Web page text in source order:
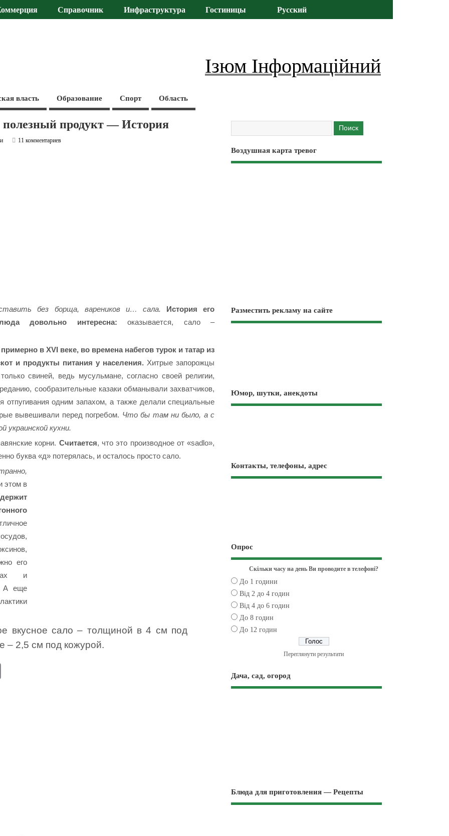
Справочник Инфраструктура Гостиницы Русский
Ізюм Інформаційний
власть Образование Спорт Область
продукт — История
11 комментариев
без борща, вареников и… сала.
История его
довольно интересна: оказывается, сало –
в XVI веке, во времена набегов турок и татар из
и продукты питания у населения. Хитрые запорожцы
свиней, ведь мусульмане, согласно своей религии,
сообразительные казаки обманывали захватчиков,
отпугивания одним запахом, а также делали специальные
вывешивали перед погребом. Что бы там ни было, а с
украинской кухни.
корни. Считается, что это производное от «sadlo»,
буква «д» потерялась, и осталось просто сало.
этом в
его
и
А еще
вкусное сало – толщиной в 4 см под
– 2,5 см под кожурой.
Воздушная карта тревог
Разместить рекламу на сайте
Юмор, шутки, анекдоты
Контакты, телефоны, адрес
Опрос
Скільки часу на день Ви проводите в телефоні?
До 1 години
Від 2 до 4 годин
Від 4 до 6 годин
До 8 годин
До 12 годин
Переглянути результати
Дача, сад, огород
Блюда для приготовления — Рецепты